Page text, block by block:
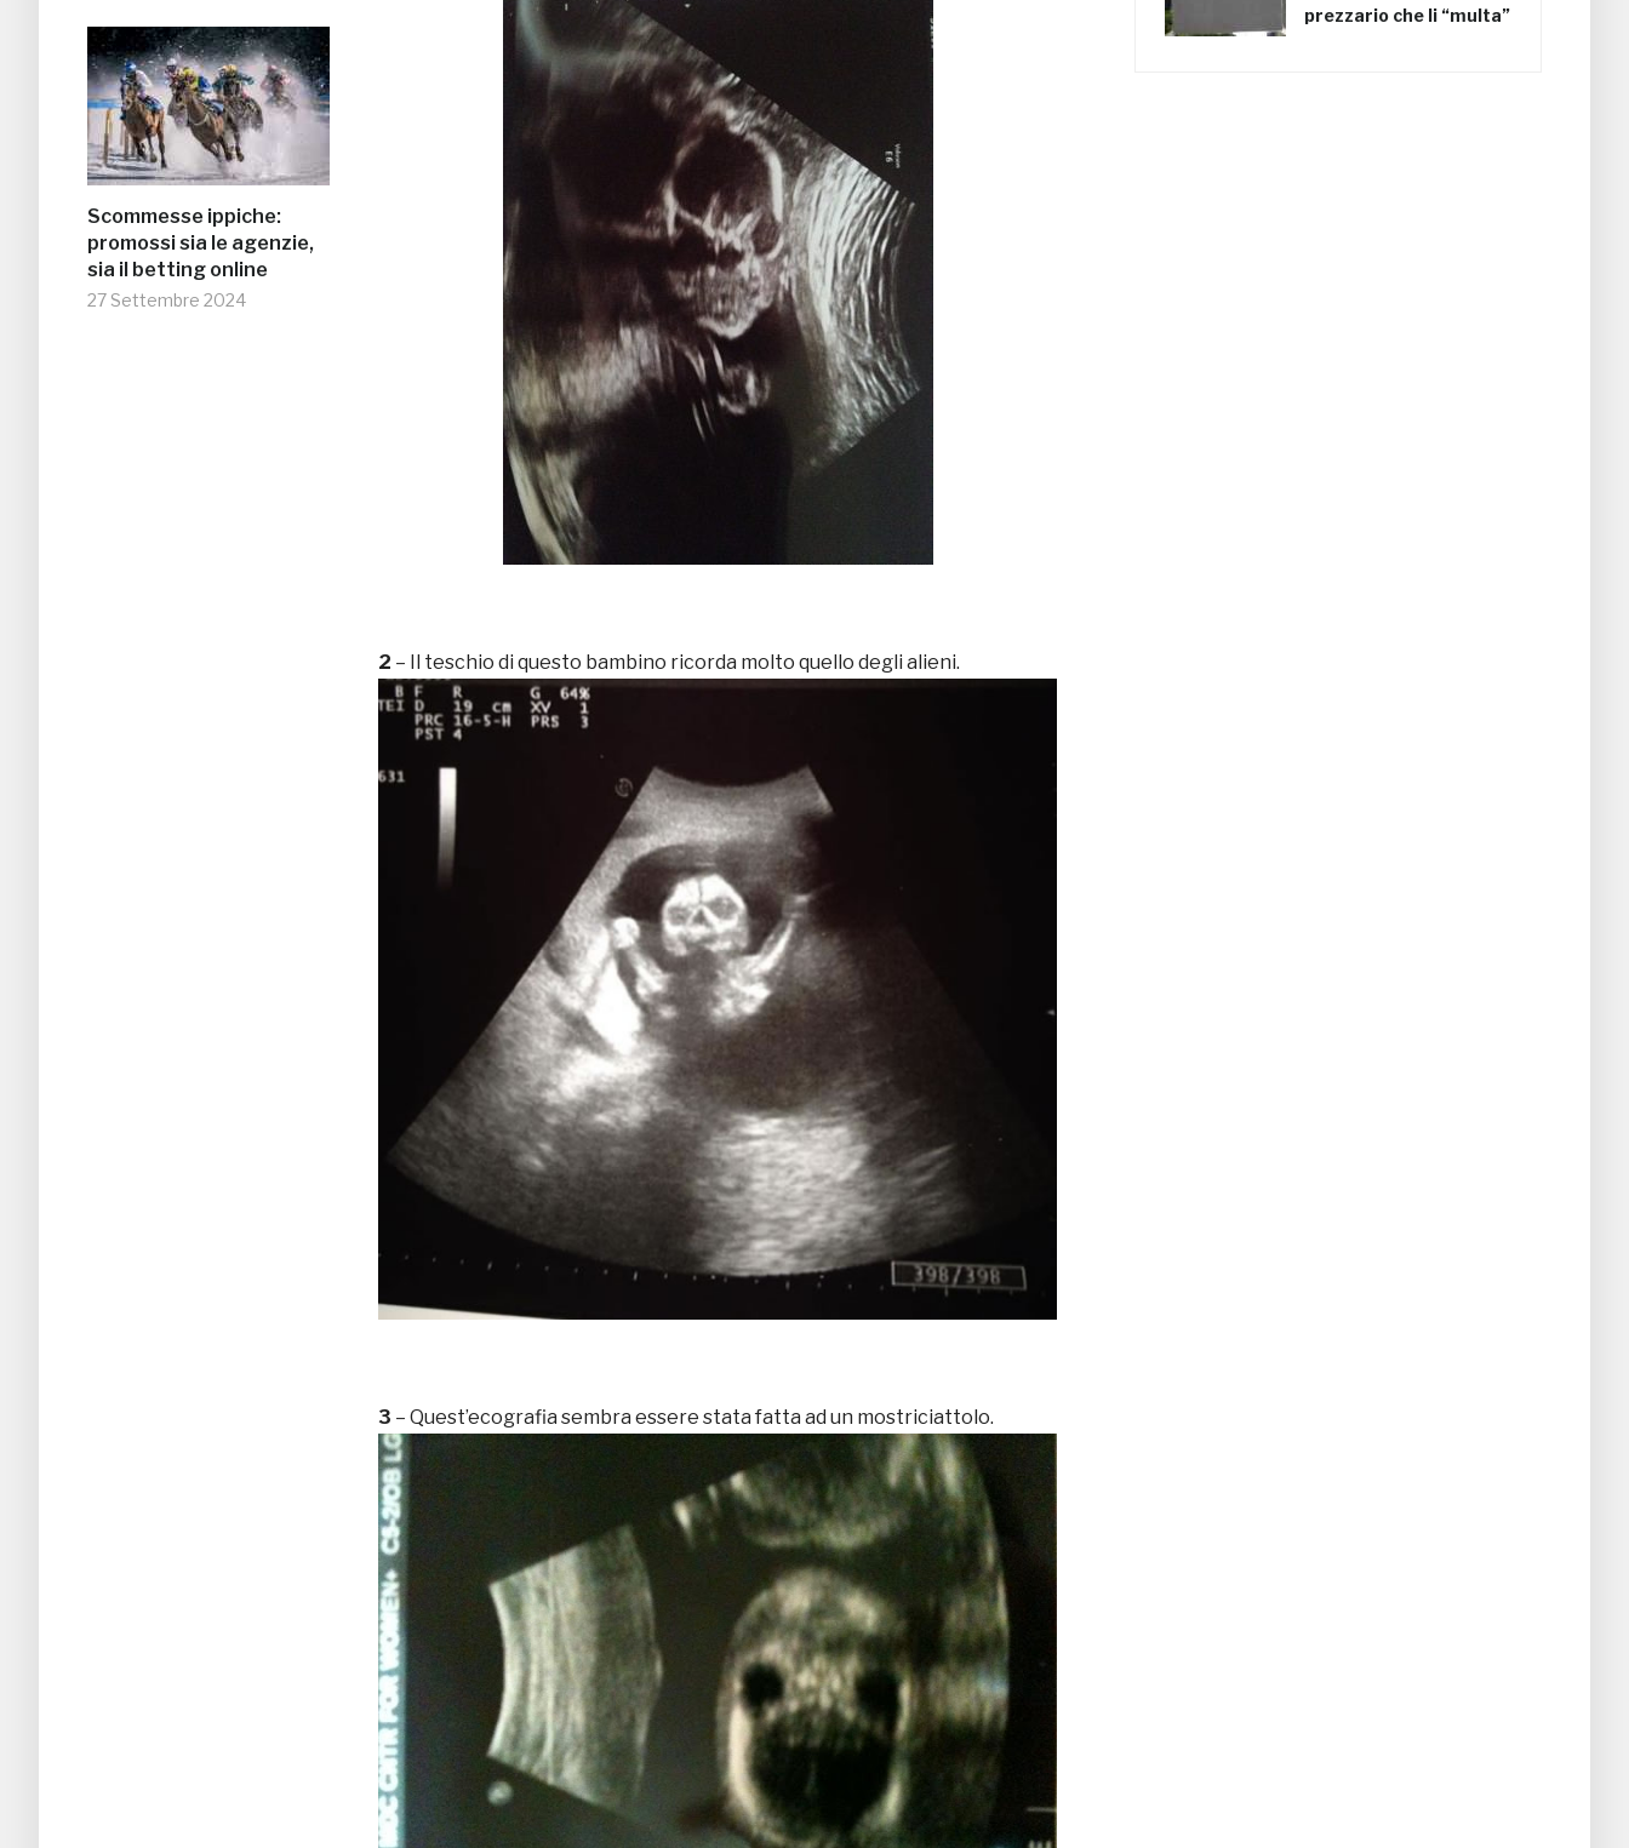
Scommesse ippiche:
promossi sia le agenzie,
sia il betting online
27 Settembre 2024
2 – Il teschio di questo bambino ricorda molto quello degli alieni.
3 – Quest’ecografia sembra essere stata fatta ad un mostriciattolo.
prezzario che li “multa”